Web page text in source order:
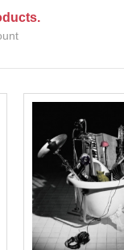
村
電子樂
放克＆靈魂
合
硬搖滾
哈
樂
帶
(EP) Jazz 爵士
(EP) Pop 西洋流